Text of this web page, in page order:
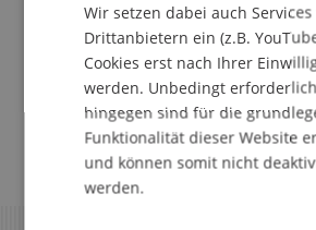
Wir setzen dabei auch Services
Drittanbietern ein (z.B.
Cookies erst nach Ihrer
werden. Unbedingt
hingegen sind für die
Funktionalität dieser Website
und können somit nicht
werden.